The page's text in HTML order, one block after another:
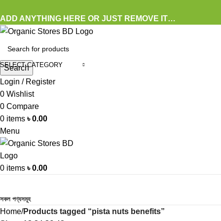
ADD ANYTHING HERE OR JUST REMOVE IT…
SELECT CATEGORY
Search
Login / Register
0 Wishlist
0 Compare
0 items ৳0.00
Menu
0 items ৳0.00
সকল পণ্যসমূহ
Home Products tagged “pista nuts benefits”